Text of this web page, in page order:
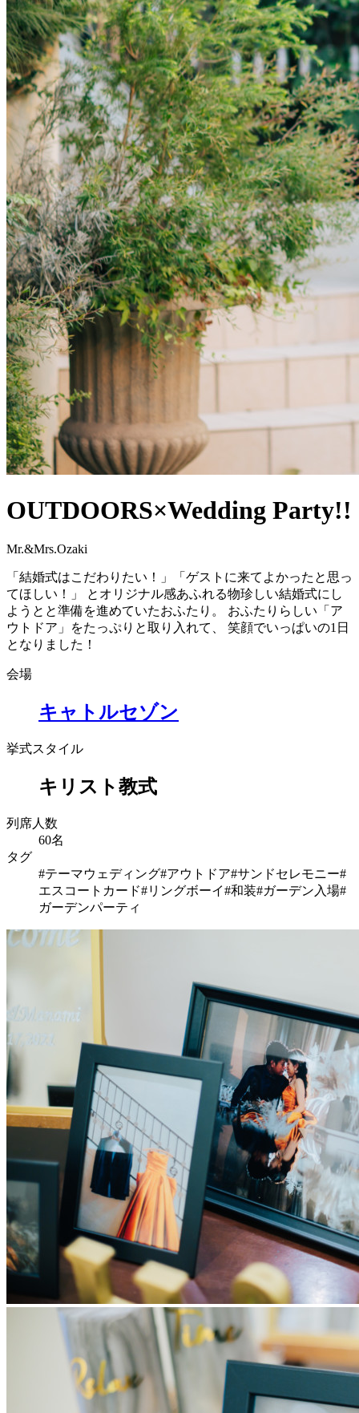
OUTDOORS×Wedding Party!!
Mr.&Mrs.Ozaki
「結婚式はこだわりたい！」「ゲストに来てよかったと思っ
てほしい！」 とオリジナル感あふれる物珍しい結婚式にし
ようとと準備を進めていたおふたり。 おふたりらしい「ア
ウトドア」をたっぷりと取り入れて、 笑顔でいっぱいの1日
となりました！
会場
キャトルセゾン
挙式スタイル
キリスト教式
列席人数
60名
タグ
#テーマウェディング#アウトドア#サンドセレモニー#
エスコートカード#リングボーイ#和装#ガーデン入場#
ガーデンパーティ